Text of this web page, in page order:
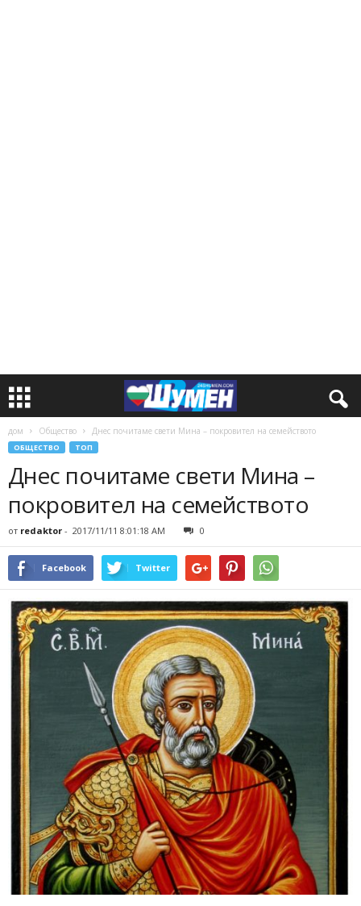
дом Общество Днес почитаме свети Мина – покровител на семейството
ОБЩЕСТВО ТОП
Днес почитаме свети Мина –
покровител на семейството
от redaktor - 2017/11/11 8:01:18 AM 0
Facebook Twitter